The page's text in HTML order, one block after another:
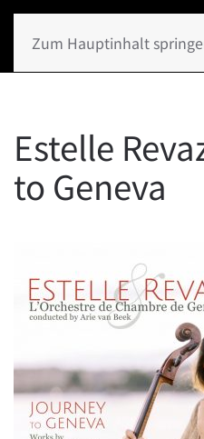
Zum Hauptinhalt
Estelle
to Geneva